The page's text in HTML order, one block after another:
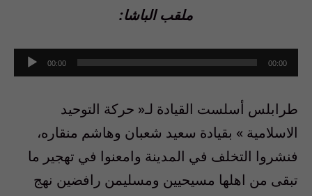
ملقب الباشا:
Audio
Player
00:00 00:00
طرابلس أسلست القيادة لـ« حركة التوحيد
الاسلامية » بقيادة سعيد شعبان وهاشم منقاره،
فنشروا التخلف في المدينة وامعنوا في تهجير ما
تبقى من اهلها مسيحيين ومسليمن رافضين نهج